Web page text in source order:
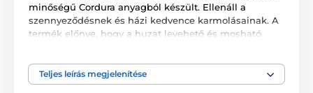
minőségű Cordura anyagból készült. Ellenáll a
szennyeződésnek és házi kedvence karmolásainak. A
termék előnye, hogy a huzat levehető és mosható
matrac úgynevezett "kifekvését". A Reedog
kutyafekhely garantálja házi kedvence nyugodt,
Teljes leírás megjelenítése